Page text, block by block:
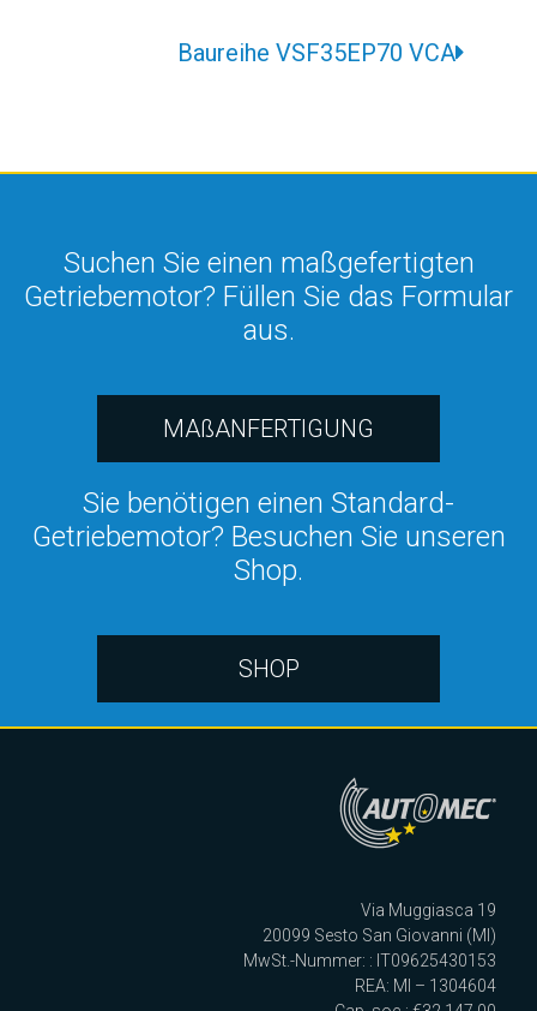
Baureihe VSF35EP70 VCA
Suchen Sie einen maßgefertigten
Getriebemotor? Füllen Sie das Formular
aus.
MAßANFERTIGUNG
Sie benötigen einen Standard-
Getriebemotor? Besuchen Sie unseren
Shop.
SHOP
Via Muggiasca 19
20099 Sesto San Giovanni (MI)
MwSt.-Nummer: : IT09625430153
REA: MI – 1304604